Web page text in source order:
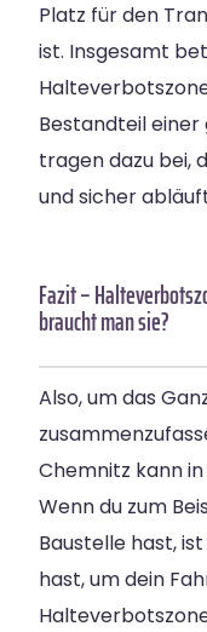
Platz für den
ist. Insgesamt
Bestandteil
tragen dazu bei,
und sicher
Fazit –
braucht man sie?
Also, um das
Chemnitz kann
Wenn du zum
Baustelle hast,
hast, um dein